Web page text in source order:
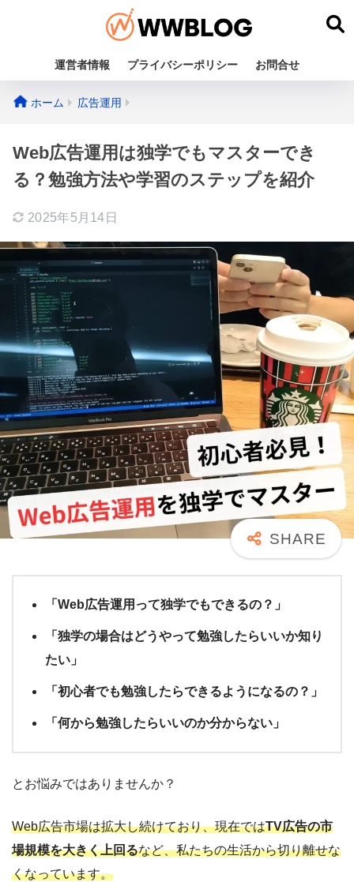
運営者情報 プライバシーポリシー お問合せ
ホーム 広告運用
Web広告運用は独学でもマスターでき
る？勉強方法や学習のステップを紹介
2025年5月14日
「Web広告運用って独学でもできるの？」
「独学の場合はどうやって勉強したらいいか知り
たい」
「初心者でも勉強したらできるようになるの？」
「何から勉強したらいいのか分からない」
とお悩みではありませんか？
Web広告市場は拡大し続けており、現在ではTV広告の市
場規模を大きく上回るなど、私たちの生活から切り離せな
くなっています。